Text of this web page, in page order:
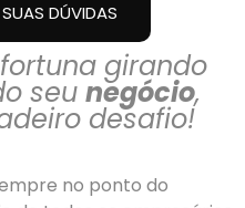
DÚVIDAS
girando
seu negócio,
desafio!
no ponto do